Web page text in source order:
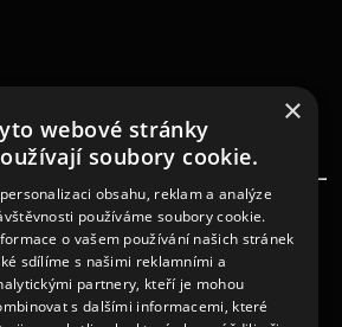
×
webové stránky
soubory cookie.
obsahu, reklam a analýze
používáme soubory cookie.
o vašem používání našich stránek
sdílíme s našimi reklamními a
partnery, kteří je mohou
s dalšími informacemi, které